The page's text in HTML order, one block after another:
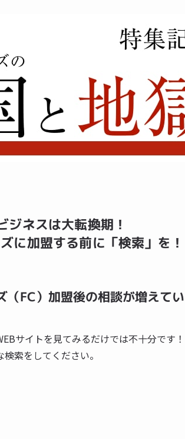
ジネスは大転換期 ！
に加盟する前に 「検索」 を！
FC）加盟後の相談が増えて
サイトを見てみるだけでは不十分です！
索をしてください。